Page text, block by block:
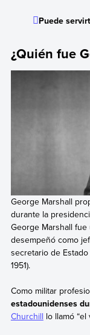
Puede
¿Quién fue
George Marshall
durante la
George Marshall
desempeñó como
secretario de Estado
1951).
Como militar
estadounidenses
Churchill lo llamó